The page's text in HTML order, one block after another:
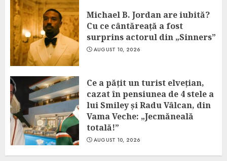
Michael B. Jordan are iubită?
Cu ce cântăreață a fost
surprins actorul din „Sinners”
AUGUST 10, 2026
Ce a pățit un turist elvețian,
cazat în pensiunea de 4 stele a
lui Smiley și Radu Vâlcan, din
Vama Veche: „Jecmăneală
totală!”
AUGUST 10, 2026